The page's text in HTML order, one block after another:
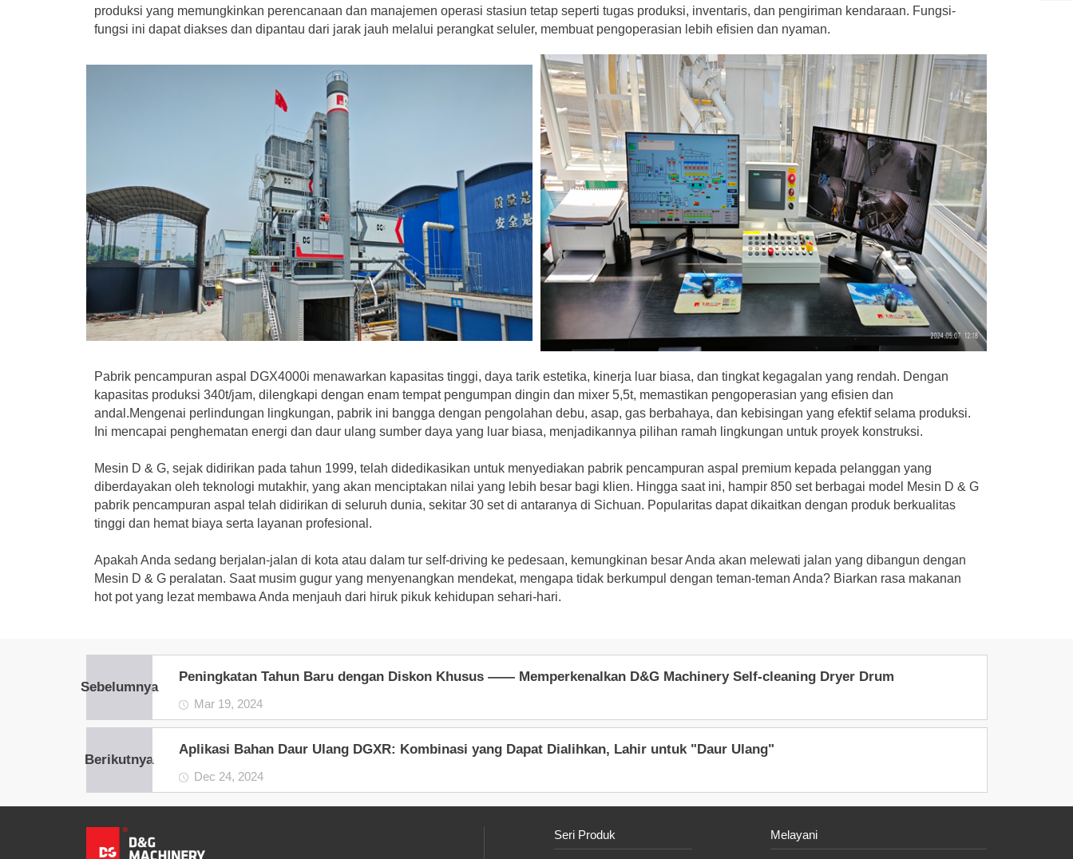
produksi yang memungkinkan perencanaan dan manajemen operasi stasiun tetap seperti tugas produksi, inventaris, dan pengiriman kendaraan. Fungsi-
fungsi ini dapat diakses dan dipantau dari jarak jauh melalui perangkat seluler, membuat pengoperasian lebih efisien dan nyaman.
Pabrik pencampuran aspal DGX4000i menawarkan kapasitas tinggi, daya tarik estetika, kinerja luar biasa, dan tingkat kegagalan yang rendah. Dengan
kapasitas produksi 340t/jam, dilengkapi dengan enam tempat pengumpan dingin dan mixer 5,5t, memastikan pengoperasian yang efisien dan
andal.Mengenai perlindungan lingkungan, pabrik ini bangga dengan pengolahan debu, asap, gas berbahaya, dan kebisingan yang efektif selama produksi.
Ini mencapai penghematan energi dan daur ulang sumber daya yang luar biasa, menjadikannya pilihan ramah lingkungan untuk proyek konstruksi.
Mesin D & G, sejak didirikan pada tahun 1999, telah didedikasikan untuk menyediakan pabrik pencampuran aspal premium kepada pelanggan yang
diberdayakan oleh teknologi mutakhir, yang akan menciptakan nilai yang lebih besar bagi klien. Hingga saat ini, hampir 850 set berbagai model Mesin D & G
pabrik pencampuran aspal telah didirikan di seluruh dunia, sekitar 30 set di antaranya di Sichuan. Popularitas dapat dikaitkan dengan produk berkualitas
tinggi dan hemat biaya serta layanan profesional.
Apakah Anda sedang berjalan-jalan di kota atau dalam tur self-driving ke pedesaan, kemungkinan besar Anda akan melewati jalan yang dibangun dengan
Mesin D & Gperalatan. Saat musim gugur yang menyenangkan mendekat, mengapa tidak berkumpul dengan teman-teman Anda? Biarkan rasa makanan
hot pot yang lezat membawa Anda menjauh dari hiruk pikuk kehidupan sehari-hari.
Sebelumnya
Peningkatan Tahun Baru dengan Diskon Khusus —— Memperkenalkan D&G Machinery Self-cleaning Dryer Drum
Mar 19, 2024
Berikutnya
Aplikasi Bahan Daur Ulang DGXR: Kombinasi yang Dapat Dialihkan, Lahir untuk "Daur Ulang"
Dec 24, 2024
Seri Produk Melayani